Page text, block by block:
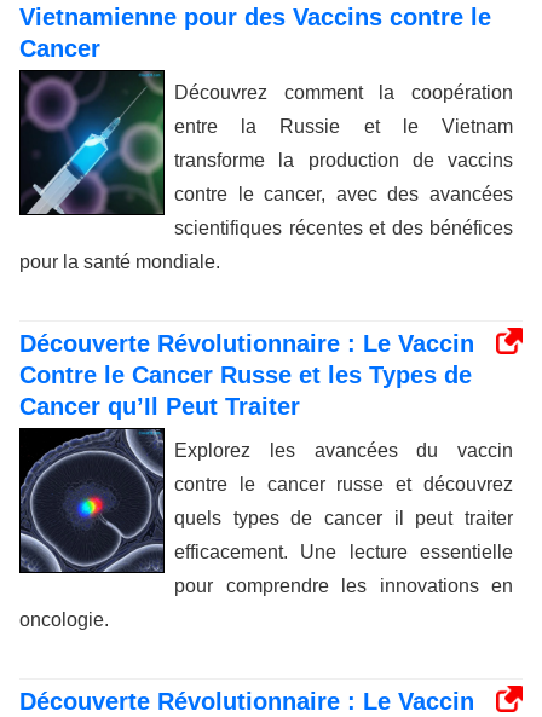
Vietnamienne pour des Vaccins contre le
Cancer
Découvrez comment la coopération
entre la Russie et le Vietnam
transforme la production de vaccins
contre le cancer, avec des avancées
scientifiques récentes et des bénéfices
pour la santé mondiale.
Découverte Révolutionnaire : Le Vaccin
Contre le Cancer Russe et les Types de
Cancer qu’Il Peut Traiter
Explorez les avancées du vaccin
contre le cancer russe et découvrez
quels types de cancer il peut traiter
efficacement. Une lecture essentielle
pour comprendre les innovations en
oncologie.
Découverte Révolutionnaire : Le Vaccin